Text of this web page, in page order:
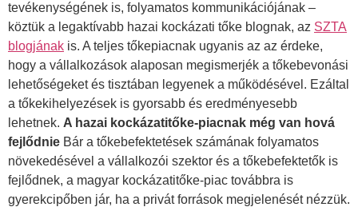
tevékenységének is, folyamatos kommunikációjának –
köztük a legaktívabb hazai kockázati tőke blognak, az SZTA
blogjának is. A teljes tőkepiacnak ugyanis az az érdeke,
hogy a vállalkozások alaposan megismerjék a tőkebevonási
lehetőségeket és tisztában legyenek a működésével. Ezáltal
a tőkekihelyezések is gyorsabb és eredményesebb
lehetnek. A hazai kockázatitőke-piacnak még van hová
fejlődnie Bár a tőkebefektetések számának folyamatos
növekedésével a vállalkozói szektor és a tőkebefektetők is
fejlődnek, a magyar kockázatitőke-piac továbbra is
gyerekcipőben jár, ha a privát források megjelenését nézzük.